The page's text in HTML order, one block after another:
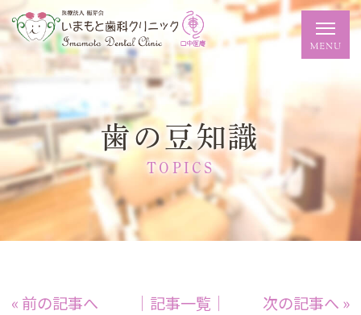
歯の豆知識
TOPICS
« 前の記事へ │記事一覧│ 次の記事へ »